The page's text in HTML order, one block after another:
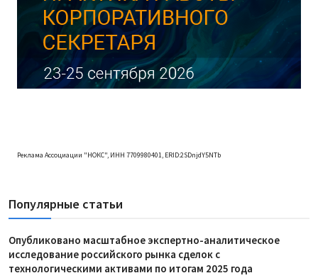
Реклама Ассоциации "НОКС", ИНН 7709980401, ERID:2SDnjdY5NTb
Популярные статьи
Опубликовано масштабное экспертно-аналитическое
исследование российского рынка сделок с
технологическими активами по итогам 2025 года